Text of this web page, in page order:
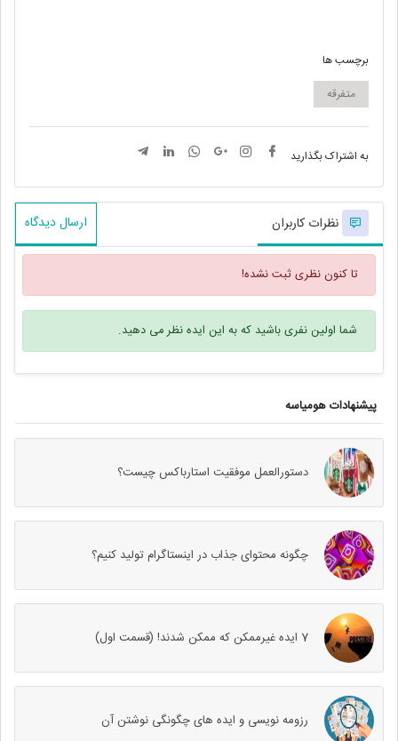
پیشنهادات هومیاسه
دستورالعمل موفقیت استارباکس چیست؟
چگونه محتوای جذاب در اینستاگرام تولید کنیم؟
7 ایده غیرممکن که ممکن شدند! (قسمت اول)
رزومه نویسی و ایده های چگونگی نوشتن آن
برچسب ها
متفرقه
به اشتراک بگذارید
نظرات کاربران ارسال دیدگاه
تا کنون نظری ثبت نشده!
شما اولین نفری باشید که به این ایده نظر می دهید.